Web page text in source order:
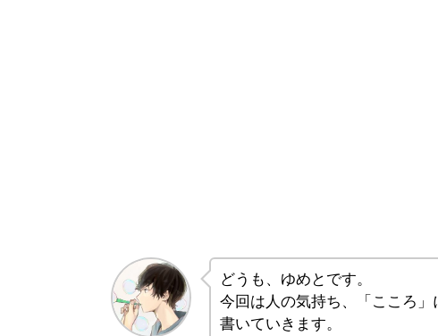
どうも、ゆめとです。
今回は人の気持ち、「こころ
書いていきます。